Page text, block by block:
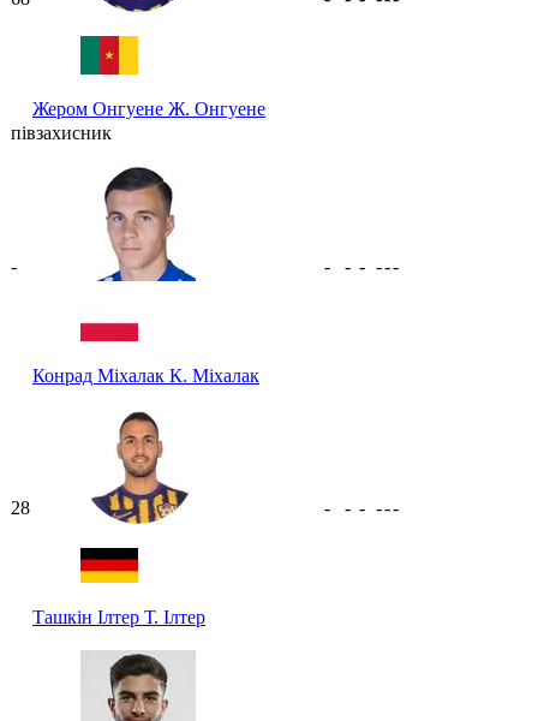
Жером Онгуене Ж. Онгуене
півзахисник
-
Конрад Міхалак К. Міхалак
- - - ---
28
Ташкін Ілтер Т. Ілтер
- - - ---